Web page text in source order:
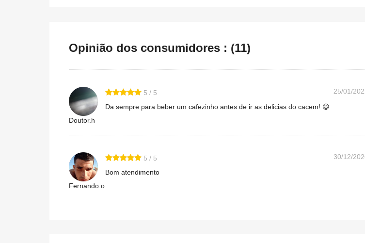
Opinião dos consumidores : (11)
Doutor.h
5 / 5
25/01/
Da sempre para beber um cafezinho antes de ir as delicias do cacem! 😀
Fernando.o
5 / 5
30/12/
Bom atendimento